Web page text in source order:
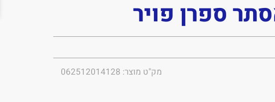
ספרן פויר
מק"ט מוצר: 062512014128